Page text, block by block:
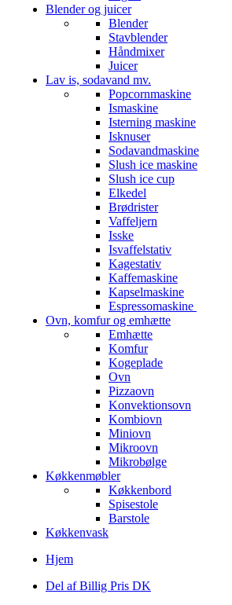
Blender og juicer
Blender
Stavblender
Håndmixer
Juicer
Lav is, sodavand mv.
Popcornmaskine
Ismaskine
Isterning maskine
Isknuser
Sodavandmaskine
Slush ice maskine
Slush ice cup
Elkedel
Brødrister
Vaffeljern
Isske
Isvaffelstativ
Kagestativ
Kaffemaskine
Kapselmaskine
Espressomaskine
Ovn, komfur og emhætte
Emhætte
Komfur
Kogeplade
Ovn
Pizzaovn
Konvektionsovn
Kombiovn
Miniovn
Mikroovn
Mikrobølge
Køkkenmøbler
Køkkenbord
Spisestole
Barstole
Køkkenvask
Hjem
Del af Billig Pris DK